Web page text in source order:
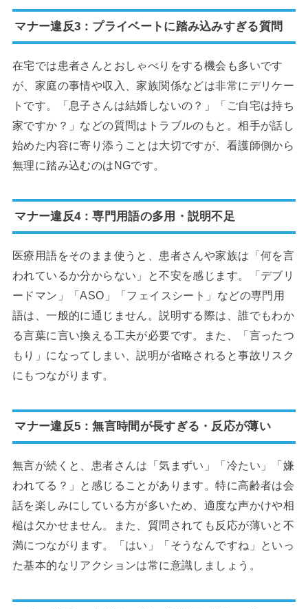
マナー違反3：プライベートに踏み込みすぎる質問
在宅では患者さんとおしゃべりをする機会も多いです
が、家庭の事情や収入、家族関係などは非常にデリケー
トです。「息子さんは結婚しないの？」「ご自宅は持ち
家ですか？」などの質問はトラブルのもと。相手が話し
始めた内容に寄り添うことは大切ですが、看護師側から
無理に踏み込むのはNGです。
マナー違反4：専門用語の多用・説明不足
医療用語をそのまま使うと、患者さんや家族は「何を言
われているか分からない」と不安を感じます。「デブリ
ードマン」「ASO」「フェイスシート」などの専門用
語は、一般的に通じません。説明する際は、誰でもわか
る言葉に言い換える工夫が必要です。また、「言ったつ
もり」になってしまい、説明が省略されると事故リスク
にもつながります。
マナー違反5：無言時間が長すぎる・反応が薄い
無言が続くと、患者さんは「気まずい」「冷たい」「嫌
われてる？」と感じることがあります。特に高齢者は会
話を楽しみにしている方が多いため、適度な声かけや相
槌は欠かせません。また、質問されても反応が薄いと不
満につながります。「はい」「そうなんですね」といっ
た基本的なリアクションは常に意識しましょう。